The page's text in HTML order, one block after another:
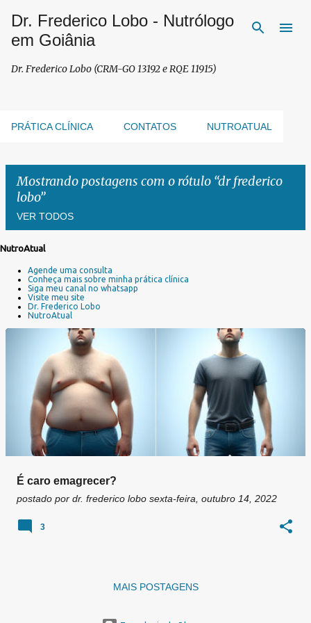
Pular para o conteúdo principal
Dr. Frederico Lobo - Nutrólogo
em Goiânia
Dr. Frederico Lobo (CRM-GO 13192 e RQE 11915)
PRÁTICA CLÍNICA CONTATOS NUTROATUAL
Mostrando postagens com o rótulo dr frederico
lobo
VER TODOS
g
NutroAtual
Agende uma consulta
Conheça mais sobre minha prática clínica
Siga meu canal no whatsapp
Visite meu site
Dr. Frederico Lobo
NutroAtual
É caro emagrecer?
postado por dr. frederico lobo sexta-feira, outubro 14, 2022
3
MAIS POSTAGENS